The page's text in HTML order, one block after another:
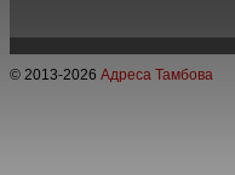
© 2013-2026 Адреса Тамбова